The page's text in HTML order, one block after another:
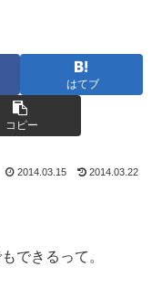
はてブ
コピー
2014.03.15 2014.03.22
できるって。